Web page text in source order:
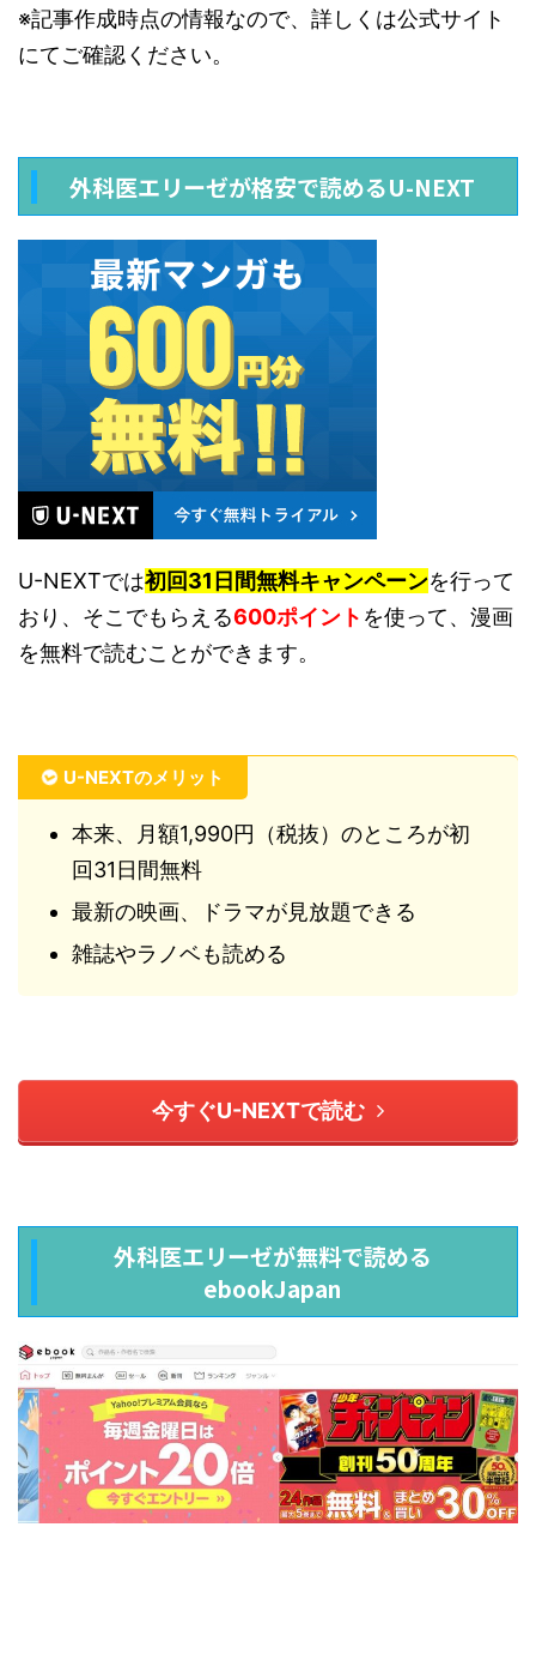
※記事作成時点の情報なので、詳しくは公式サイト
にてご確認ください。
外科医エリーゼが格安で読めるU-NEXT
U-NEXTでは初回31日間無料キャンペーンを行って
おり、そこでもらえる600ポイント を使って、漫画
を無料で読むことができます。
U-NEXTのメリット
本来、月額1,990円（税抜）のところが初
回31日間無料
最新の映画、ドラマが見放題できる
雑誌やラノベも読める
今すぐU-NEXTで読む
外科医エリーゼが無料で読める
ebookJapan